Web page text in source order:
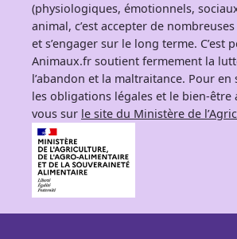
(physiologiques, émotionnels,
animal, c’est accepter de
et s’engager sur le long terme. C’est
Animaux.fr soutient fermement la
l’abandon et la maltraitance. Pour
les obligations légales et le bien-être
vous sur le site du Ministère de